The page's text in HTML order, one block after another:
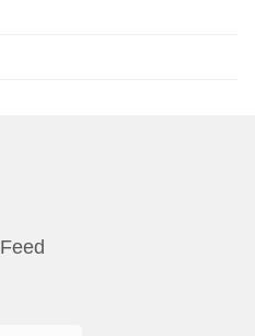
Feed